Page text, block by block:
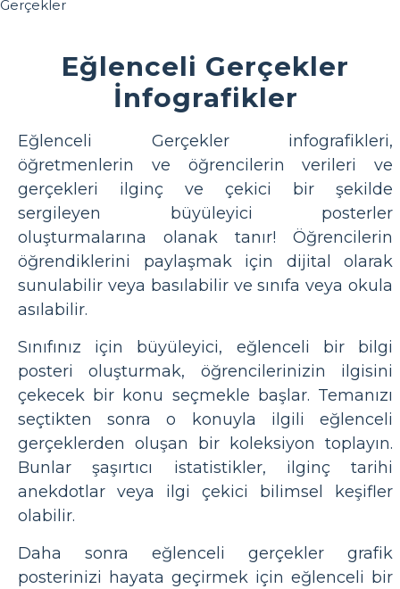
Eğlenceli Gerçekler
İnfografikler
Eğlenceli Gerçekler infografikleri,
öğretmenlerin ve öğrencilerin verileri ve
gerçekleri ilginç ve çekici bir şekilde
sergileyen büyüleyici posterler
oluşturmalarına olanak tanır! Öğrencilerin
öğrendiklerini paylaşmak için dijital olarak
sunulabilir veya basılabilir ve sınıfa veya okula
asılabilir.
Sınıfınız için büyüleyici, eğlenceli bir bilgi
posteri oluşturmak, öğrencilerinizin ilgisini
çekecek bir konu seçmekle başlar. Temanızı
seçtikten sonra o konuyla ilgili eğlenceli
gerçeklerden oluşan bir koleksiyon toplayın.
Bunlar şaşırtıcı istatistikler, ilginç tarihi
anekdotlar veya ilgi çekici bilimsel keşifler
olabilir.
Daha sonra eğlenceli gerçekler grafik
posterinizi hayata geçirmek için eğlenceli bir